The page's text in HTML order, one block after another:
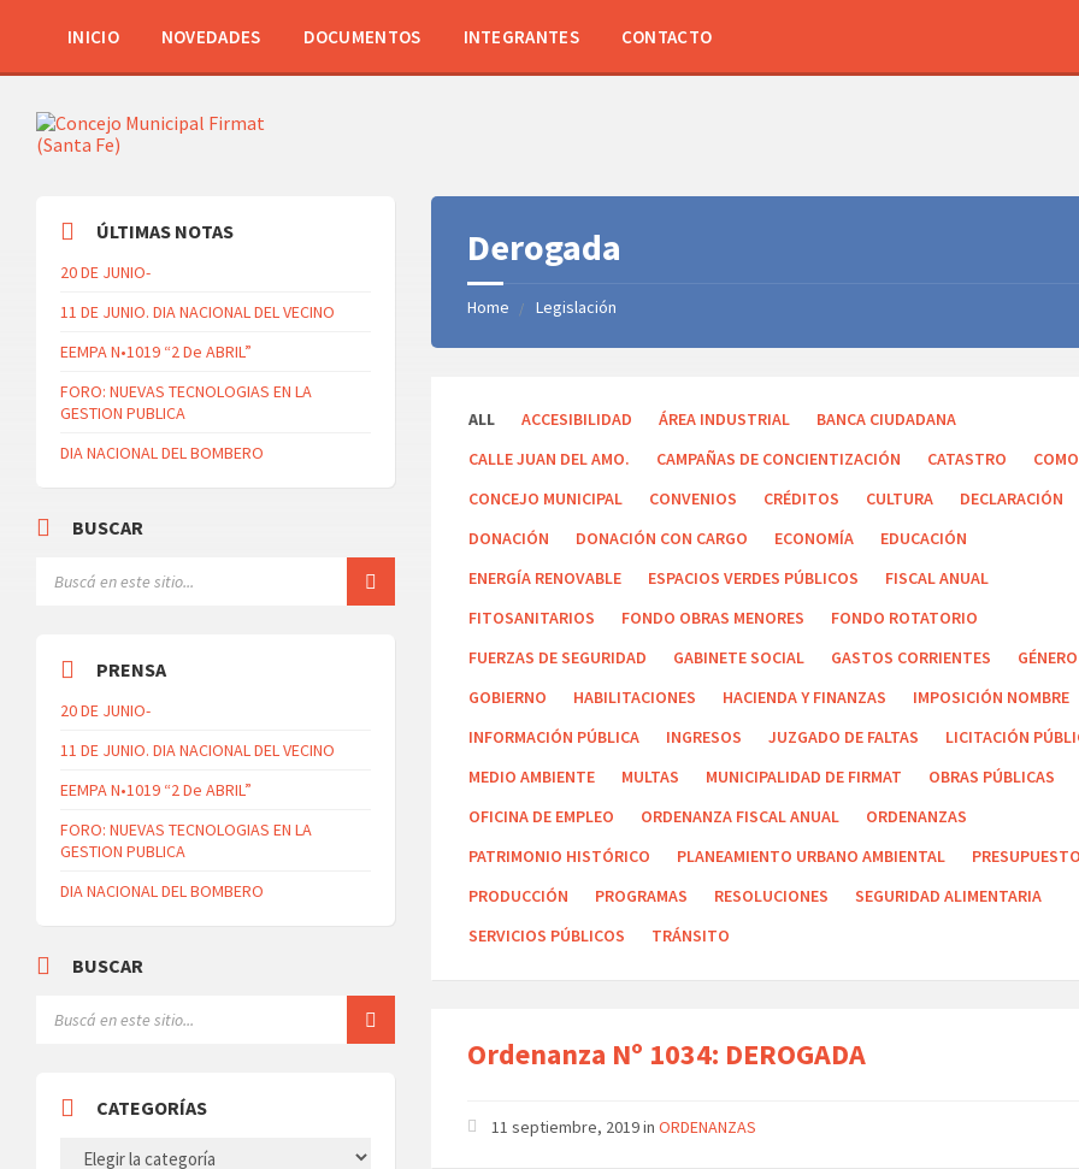
INICIO NOVEDADES DOCUMENTOS INTEGRANTES CONTACTO
Derogada
Home Legislación
Categories:
ALL ACCESIBILIDAD ÁREA INDUSTRIAL
BANCA CIUDADANA
CALLE JUAN DEL AMO.
CAMPAÑAS DE CONCIENTIZACIÓN CATASTRO
CONCEJO MUNICIPAL
CONVENIOS CRÉDITOS CULTURA
DECLARACIÓN
DONACIÓN
DONACIÓN CON CARGO ECONOMÍA
EDUCACIÓN
ENERGÍA RENOVABLE
ESPACIOS VERDES PÚBLICOS
FISCAL ANUAL
FITOSANITARIOS
FONDO OBRAS MENORES
FONDO ROTATORIO
FUERZAS DE SEGURIDAD
GABINETE SOCIAL GASTOS CORRIENTES
GÉNERO
GOBIERNO
HABILITACIONES HACIENDA Y FINANZAS
IMPOSICIÓN NOMBRE
INFORMACIÓN PÚBLICA
INGRESOS JUZGADO DE FALTAS
LICITACIÓN
MEDIO AMBIENTE
MULTAS MUNICIPALIDAD DE FIRMAT
OBRAS PÚBLICAS
OFICINA DE EMPLEO
ORDENANZA FISCAL ANUAL
ORDENANZAS
PATRIMONIO HISTÓRICO
PLANEAMIENTO URBANO AMBIENTAL
PRODUCCIÓN
PROGRAMAS RESOLUCIONES
SEGURIDAD ALIMENTARIA
SERVICIOS PÚBLICOS
TRÁNSITO
Ordenanza Nº 1034: DEROGADA
11 septiembre, 2019inORDENANZAS
ÚLTIMAS NOTAS
20 DE JUNIO-
11 DE JUNIO. DIA NACIONAL DEL VECINO
EEMPA N•1019 “2 De ABRIL”
FORO: NUEVAS TECNOLOGIAS EN LA
GESTION PUBLICA
DIA NACIONAL DEL BOMBERO
BUSCAR
PRENSA
20 DE JUNIO-
11 DE JUNIO. DIA NACIONAL DEL VECINO
EEMPA N•1019 “2 De ABRIL”
FORO: NUEVAS TECNOLOGIAS EN LA
GESTION PUBLICA
DIA NACIONAL DEL BOMBERO
BUSCAR
CATEGORÍAS